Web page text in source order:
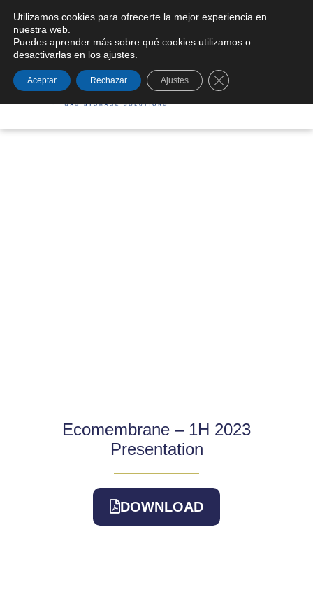
Ecomembrane – 1H 2023
Presentation
DOWNLOAD
Utilizamos cookies para ofrecerte la mejor experiencia en
nuestra web.
Puedes aprender más sobre qué cookies utilizamos o
desactivarlas en los ajustes
Aceptar Rechazar Ajustes Cerrar el banner de